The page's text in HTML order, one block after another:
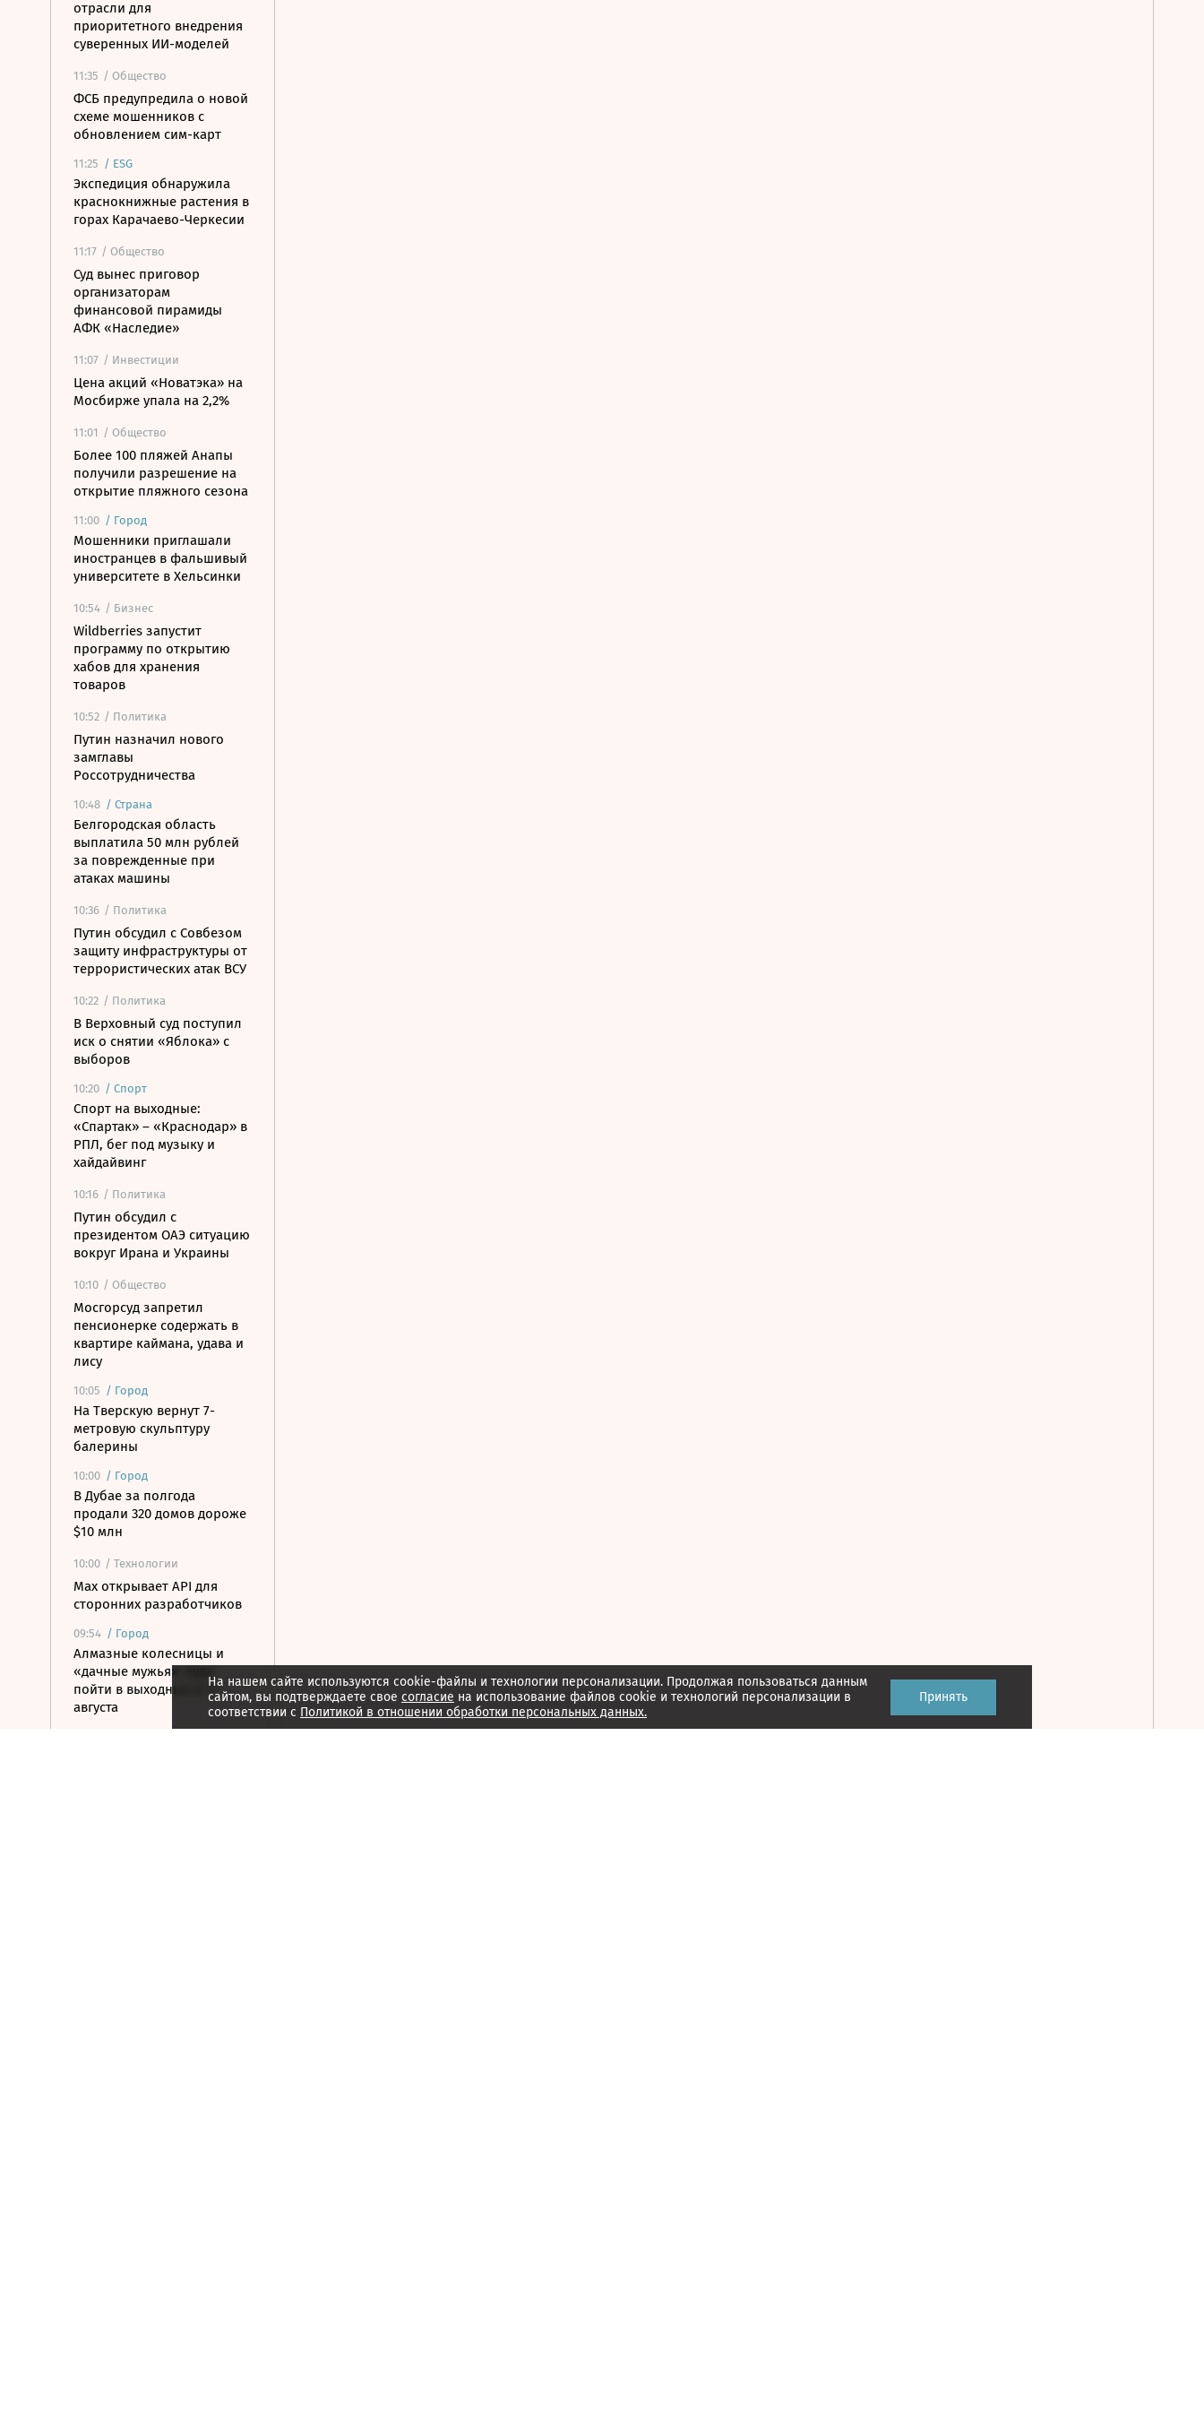
отрасли для
приоритетного внедрения
суверенных ИИ-моделей
11:35 / Общество
ФСБ предупредила о новой
схеме мошенников с
обновлением сим-карт
11:25 / ESG
Экспедиция обнаружила
краснокнижные растения в
горах Карачаево-Черкесии
11:17 / Общество
Суд вынес приговор
организаторам
финансовой пирамиды
АФК «Наследие»
11:07 / Инвестиции
Цена акций «Новатэка» на
Мосбирже упала на 2,2%
11:01 / Общество
Более 100 пляжей Анапы
получили разрешение на
открытие пляжного сезона
11:00 / Город
Мошенники приглашали
иностранцев в фальшивый
университете в Хельсинки
10:54 / Бизнес
Wildberries запустит
программу по открытию
хабов для хранения
товаров
10:52 / Политика
Путин назначил нового
замглавы
Россотрудничества
10:48 / Страна
Белгородская область
выплатила 50 млн рублей
за поврежденные при
атаках машины
10:36 / Политика
Путин обсудил с Совбезом
защиту инфраструктуры от
террористических атак ВСУ
10:22 / Политика
В Верховный суд поступил
иск о снятии «Яблока» с
выборов
10:20 / Спорт
Спорт на выходные:
«Спартак» – «Краснодар» в
РПЛ, бег под музыку и
хайдайвинг
10:16 / Политика
Путин обсудил с
президентом ОАЭ ситуацию
вокруг Ирана и Украины
10:10 / Общество
Мосгорсуд запретил
пенсионерке содержать в
квартире каймана, удава и
лису
10:05 / Город
На Тверскую вернут 7-
метровую скульптуру
балерины
10:00 / Город
В Дубае за полгода
продали 320 домов дороже
$10 млн
10:00 / Технологии
Mах открывает API для
сторонних разработчиков
09:54 / Город
Алмазные колесницы и
«дачные мужья»: куда
пойти в выходные 8–9
августа
На нашем сайте используются cookie-файлы и технологии персонализации. Продолжая пользоваться данным
сайтом, вы подтверждаете свое согласие на использование файлов cookie и технологий персонализации в
соответствии с Политикой в отношении обработки персональных данных.
Принять